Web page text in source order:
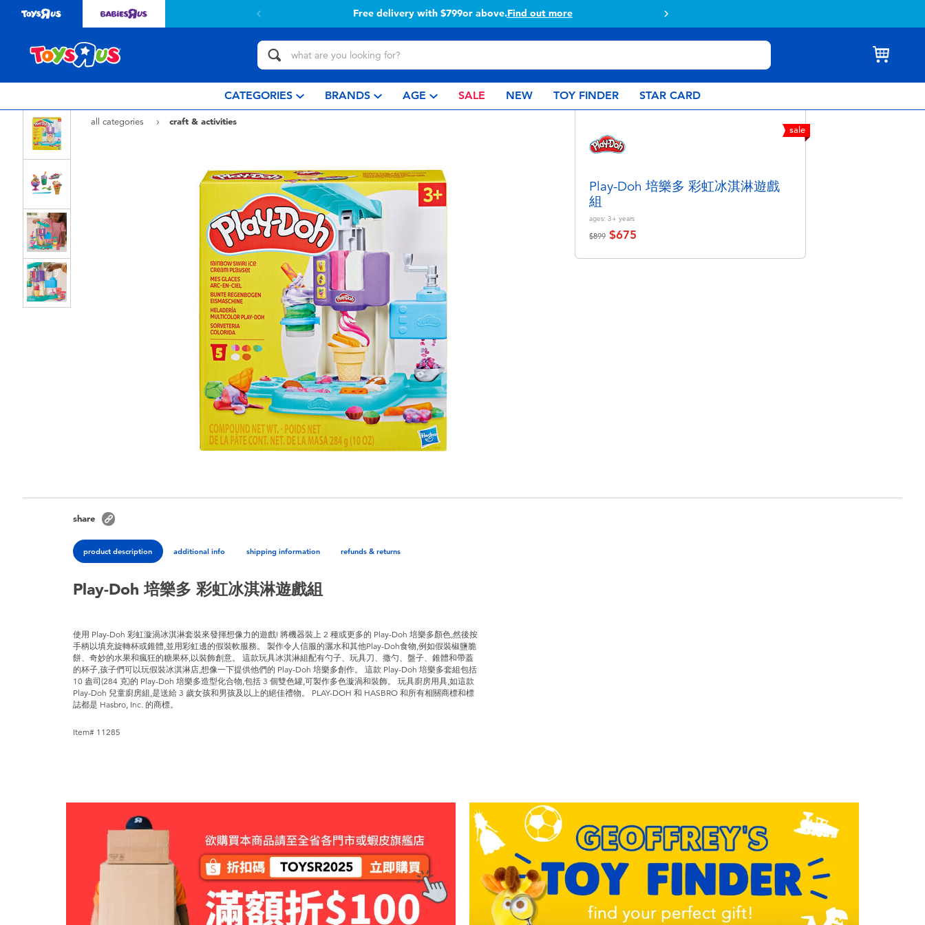
Free delivery with $799or above.Find out more
CATEGORIES BRANDS AGE SALE NEW TOY FINDER STAR CARD
all categories
craft & activities
sale
Play-Doh 培樂多 彩虹冰淇淋遊戲
組
ages: 3+ years
Price reduced from
$899to$675
share
product description additional info shipping information refunds & returns
Play-Doh 培樂多 彩虹冰淇淋遊戲組
使用 Play-Doh 彩虹漩渦冰淇淋套裝來發揮想像力的遊戲! 將機器裝上 2 種或更多的 Play-Doh 培樂多顏色,然後按
手柄以填充旋轉杯或錐體,並用彩虹邊的假裝軟服務。 製作令人信服的灑水和其他Play-Doh食物,例如假裝椒鹽脆
餅、奇妙的水果和瘋狂的糖果杯,以裝飾創意。 這款玩具冰淇淋組配有勺子、玩具刀、撒勺、盤子、錐體和帶蓋
的杯子,孩子們可以玩假裝冰淇淋店,想像一下提供他們的 Play-Doh 培樂多創作。 這款 Play-Doh 培樂多套組包括
10 盎司(284 克)的 Play-Doh 培樂多造型化合物,包括 3 個雙色罐,可製作多色漩渦和裝飾。 玩具廚房用具,如這款
Play-Doh 兒童廚房組,是送給 3 歲女孩和男孩及以上的絕佳禮物。 PLAY-DOH 和 HASBRO 和所有相關商標和標
誌都是 Hasbro, Inc. 的商標。
Item# 11285